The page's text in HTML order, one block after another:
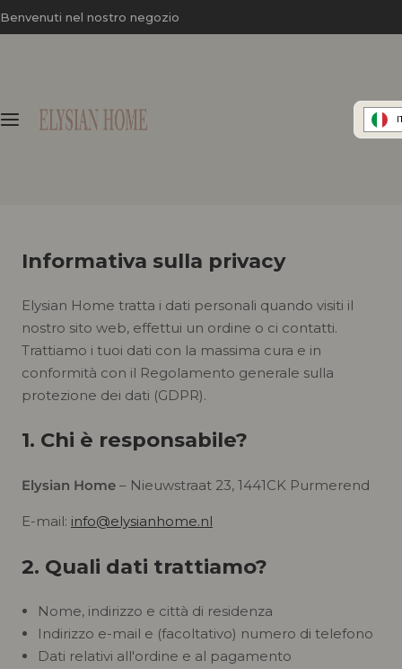
Benvenuti nel nostro negozio
Informativa sulla privacy
Elysian Home tratta i dati personali quando visiti il
nostro sito web, effettui un ordine o ci contatti.
Trattiamo i tuoi dati con la massima cura e in
conformità con il Regolamento generale sulla
protezione dei dati (GDPR).
1. Chi è responsabile?
Elysian Home – Nieuwstraat 23, 1441CK Purmerend
E-mail: info@elysianhome.nl
2. Quali dati trattiamo?
Nome, indirizzo e città di residenza
Indirizzo e-mail e (facoltativo) numero di telefono
Dati relativi all'ordine e al pagamento
V
a
c